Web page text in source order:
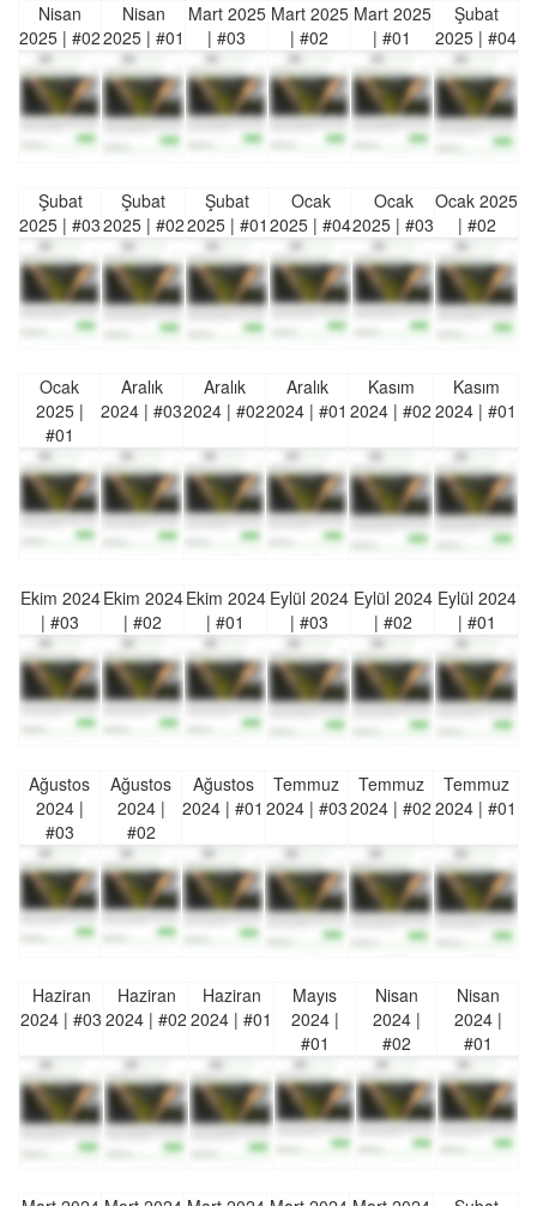
Nisan
2025 | #02
Nisan
2025 | #01
Mart 2025
| #03
Mart 2025
| #02
Mart 2025
| #01
Şubat
2025 | #04
Şubat
2025 | #03
Şubat
2025 | #02
Şubat
2025 | #01
Ocak
2025 | #04
Ocak
2025 | #03
Ocak 2025
| #02
Ocak
2025 |
#01
Aralık
2024 | #03
Aralık
2024 | #02
Aralık
2024 | #01
Kasım
2024 | #02
Kasım
2024 | #01
Ekim 2024
| #03
Ekim 2024
| #02
Ekim 2024
| #01
Eylül 2024
| #03
Eylül 2024
| #02
Eylül 2024
| #01
Ağustos
2024 |
#03
Ağustos
2024 |
#02
Ağustos
2024 | #01
Temmuz
2024 | #03
Temmuz
2024 | #02
Temmuz
2024 | #01
Haziran
2024 | #03
Haziran
2024 | #02
Haziran
2024 | #01
Mayıs
2024 |
#01
Nisan
2024 |
#02
Nisan
2024 |
#01